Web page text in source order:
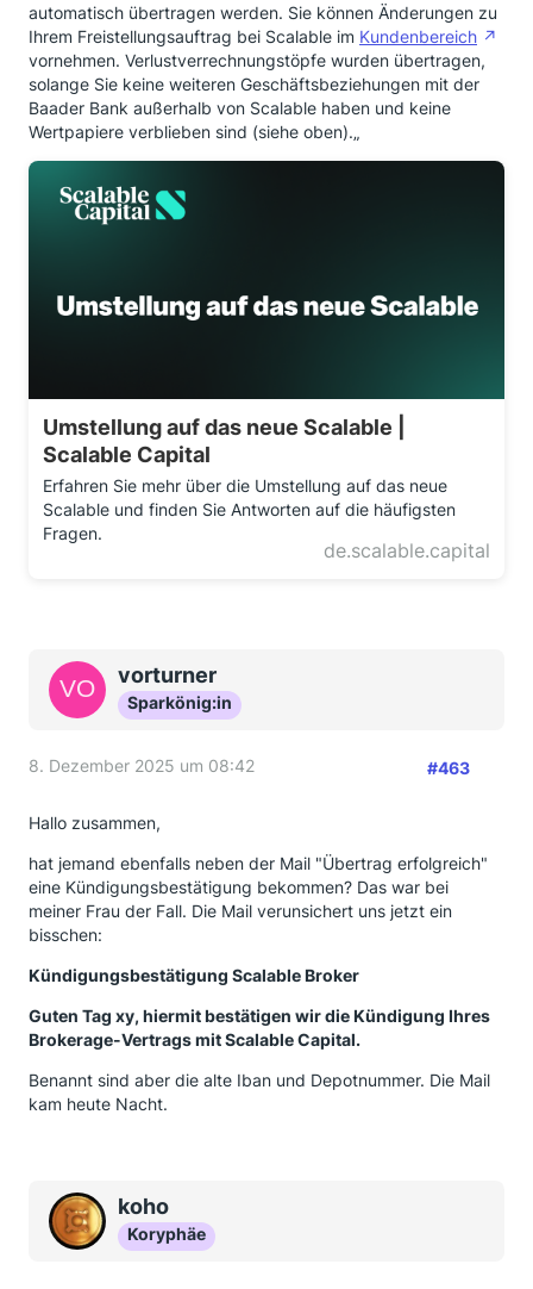
automatisch übertragen werden. Sie können Änderungen zu
Ihrem Freistellungsauftrag bei Scalable im Kundenbereich
vornehmen. Verlustverrechnungstöpfe wurden übertragen,
solange Sie keine weiteren Geschäftsbeziehungen mit der
Baader Bank außerhalb von Scalable haben und keine
Wertpapiere verblieben sind (siehe oben).„
Umstellung auf das neue Scalable |
Scalable Capital
Erfahren Sie mehr über die Umstellung auf das neue
Scalable und finden Sie Antworten auf die häufigsten
Fragen.
de.scalable.capital
vorturner
Sparkönig:in
8. Dezember 2025 um 08:42 #463
Hallo zusammen,
hat jemand ebenfalls neben der Mail "Übertrag erfolgreich"
eine Kündigungsbestätigung bekommen? Das war bei
meiner Frau der Fall. Die Mail verunsichert uns jetzt ein
bisschen:
Kündigungsbestätigung Scalable Broker
Guten Tag xy, hiermit bestätigen wir die Kündigung Ihres
Brokerage-Vertrags mit Scalable Capital.
Benannt sind aber die alte Iban und Depotnummer. Die Mail
kam heute Nacht.
koho
Koryphäe